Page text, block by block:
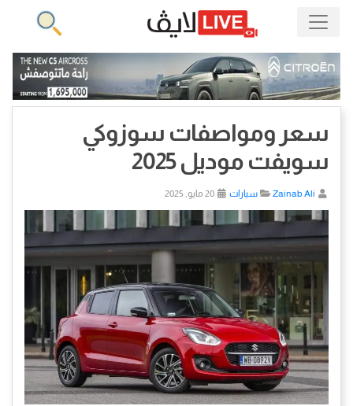
سعر ومواصفات سوزوكي
سويفت موديل 2025
Zainab Ali سيارات